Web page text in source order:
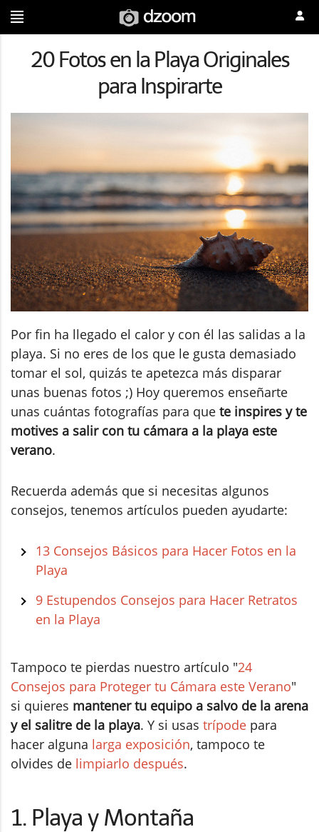
20 Fotos en la Playa Originales
para Inspirarte
Por fin ha llegado el calor y con él las salidas a la
playa. Si no eres de los que le gusta demasiado
tomar el sol, quizás te apetezca más disparar
unas buenas fotos ;) Hoy queremos enseñarte
unas cuántas fotografías para que te inspires y te
motives a salir con tu cámara a la playa este
verano.
Recuerda además que si necesitas algunos
consejos, tenemos artículos pueden ayudarte:
13 Consejos Básicos para Hacer Fotos en la
Playa
9 Estupendos Consejos para Hacer Retratos
en la Playa
Tampoco te pierdas nuestro artículo "24
Consejos para Proteger tu Cámara este Verano"
si quieres mantener tu equipo a salvo de la arena
y el salitre de la playa. Y si usas trípode para
hacer alguna larga exposición, tampoco te
olvides de limpiarlo después.
1. Playa y Montaña